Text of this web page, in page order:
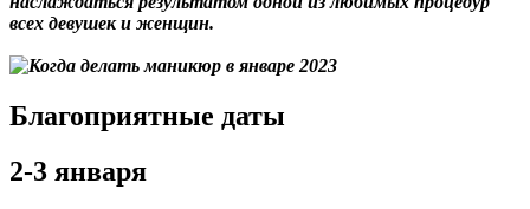
всех девушек и женщин.
Благоприятные даты
2-3 января